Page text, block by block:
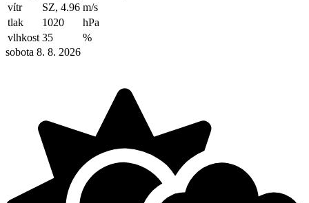
vítr
SZ, 4.96 m/s
tlak
1020
hPa
vlhkost 35
%
sobota 8. 8. 2026